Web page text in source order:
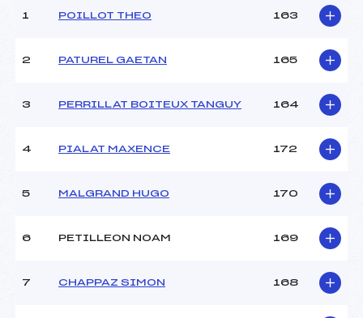
LES CONFINS – LE LAC
Point Haut :
1429 m
68 m
23 m
0.0000
Style :
C
1 POILLOT THEO 163
2 PATUREL GAETAN 165
3 PERRILLAT BOITEUX TANGUY 164
4 PIALAT MAXENCE 172
5 MALGRAND HUGO 170
6 PETILLEON NOAM 169
7 CHAPPAZ SIMON 168